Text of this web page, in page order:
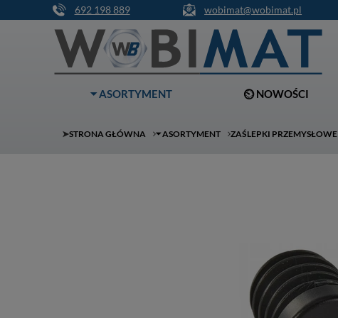
692 198 889 wobimat@wobimat.pl
⏷ ASORTYMENT ⏲ NOWOŚCI
➤STRONA GŁÓWNA ⏷ ASORTYMENT ZAŚLEPKI PRZEMYSŁOWE